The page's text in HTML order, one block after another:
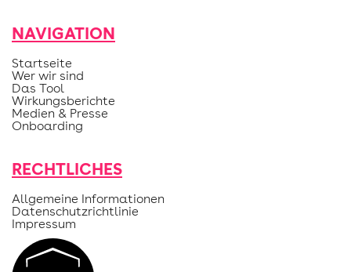
NAVIGATION
Startseite
Wer wir sind
Das Tool
Wirkungsberichte
Medien & Presse
Onboarding
RECHTLICHES
Allgemeine Informationen
Datenschutzrichtlinie
Impressum